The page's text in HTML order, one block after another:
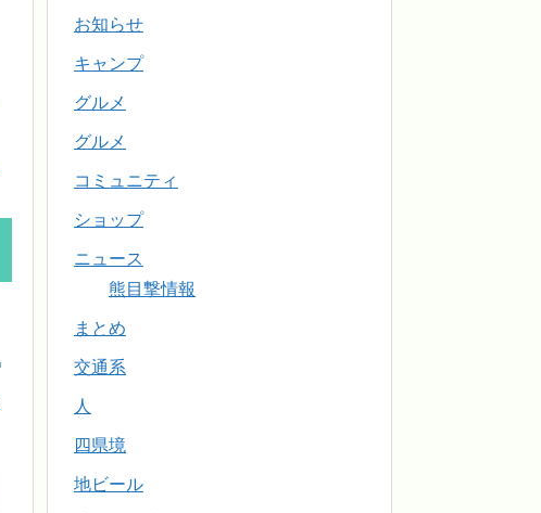
お知らせ
キャンプ
グルメ
グルメ
コミュニティ
ショップ
ニュース
熊目撃情報
まとめ
交通系
人
四県境
地ビール